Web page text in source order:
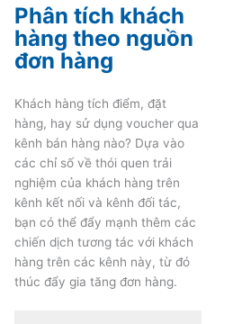
Phân tích khách
hàng theo nguồn
đơn hàng
Khách hàng tích điểm, đặt
hàng, hay sử dụng voucher qua
kênh bán hàng nào? Dựa vào
các chỉ số về thói quen trải
nghiệm của khách hàng trên
kênh kết nối và kênh đối tác,
bạn có thể đẩy mạnh thêm các
chiến dịch tương tác với khách
hàng trên các kênh này, từ đó
thúc đẩy gia tăng đơn hàng.